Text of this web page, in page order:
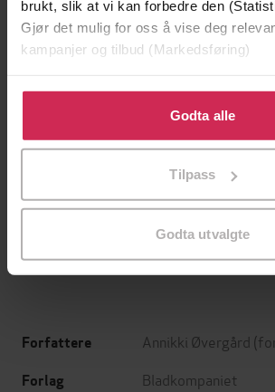
brukt, slik at vi kan forbedre den
Gjør det mulig for oss å vise deg
kampanjer og tilbud (Markedsføring)
Klikk på «Godta alle» for å gi oss ditt
bruke cookies for alle disse formålene.
tilpasse ditt samtykke til spesifikke
Godta alle
Tilpass
Godta utvalgte
Utskudd
Forfattere Annikki Øvergård
Forlag Bladkompaniet